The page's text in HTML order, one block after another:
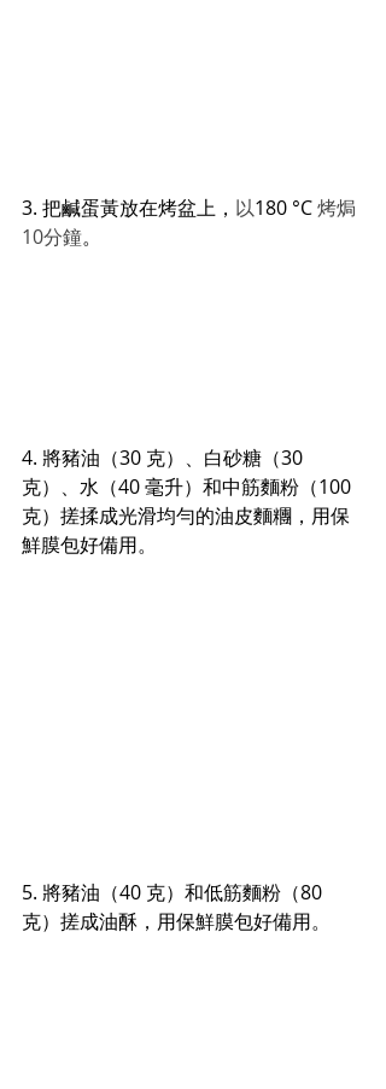
3. 把鹹蛋黃放在烤盆上， 以180 °C 烤焗
10分鐘。
4. 將豬油（30 克）、白砂糖（30
克） 、 水（40 毫升）和中筋麵粉（100
克）搓揉成光滑均勻的油皮麵糰，用保
鮮膜包好備用。
5. 將豬油（40 克）和低筋麵粉（80
克）搓成油酥，用保鮮膜包好備用。